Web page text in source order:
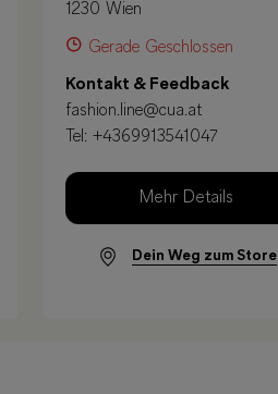
1230 Wien
Gerade Geschlossen
Kontakt & Feedback
fashion.line@cua.at
Tel: +4369913541047
Mehr Details
Dein Weg zum Store